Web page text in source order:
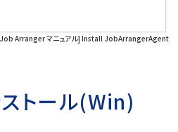
Arranger マニュアル] Install JobArrangerAgent
トール(Win)